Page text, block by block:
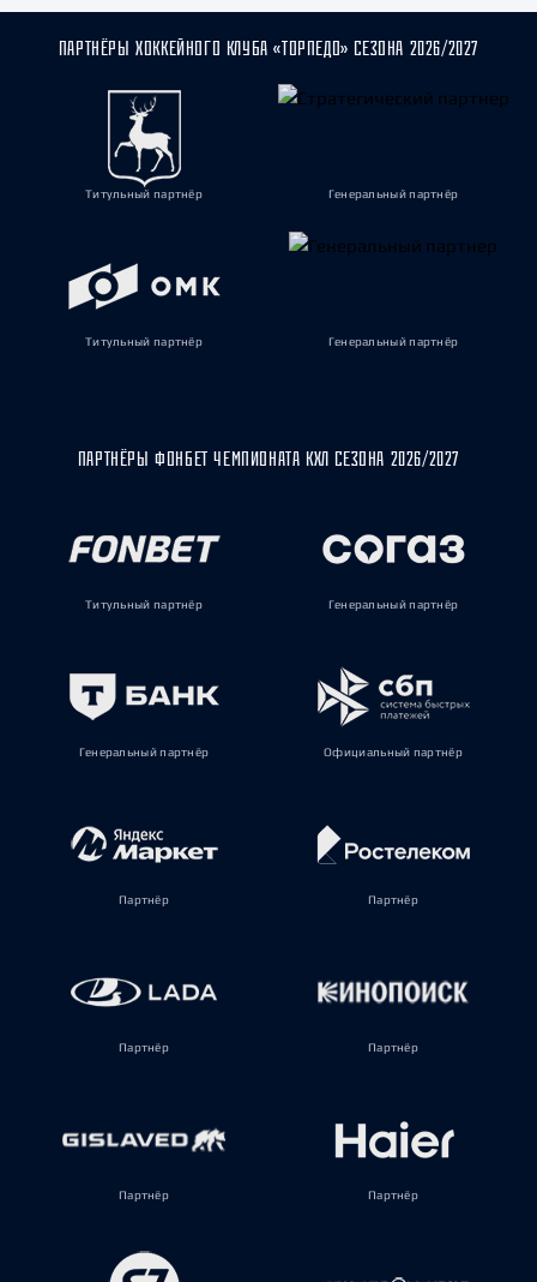
ПАРТНЁРЫ ХОККЕЙНОГО КЛУБА «ТОРПЕДО» СЕЗОНА 2026/2027
Титульный партнёр Генеральный партнёр
Титульный партнёр Генеральный партнёр
ПАРТНЁРЫ ФОНБЕТ ЧЕМПИОНАТА КХЛ СЕЗОНА 2026/2027
Титульный партнёр Генеральный партнёр
Генеральный партнёр Официальный партнёр
Партнёр Партнёр
Партнёр Партнёр
Партнёр Партнёр